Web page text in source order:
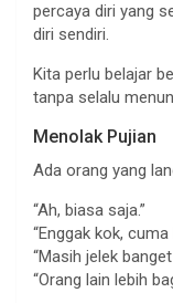
percaya diri yang
diri sendiri.
Kita perlu belajar
tanpa selalu
Menolak Pujian
Ada orang yang
“Ah, biasa saja.”
“Enggak kok, cuma
“Masih jelek
“Orang lain lebih